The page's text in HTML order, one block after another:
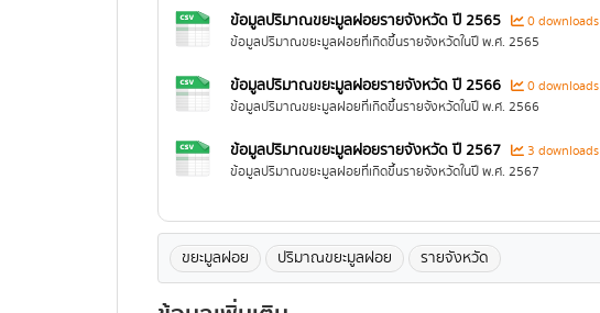
ข้อมูลปริมาณขยะมูลฝอยรายจังหวัด ปี 2565
0 downloads
ข้อมูลปริมาณขยะมูลฝอยที่เกิดขึ้นรายจังหวัดในปี พ.ศ. 2565
ข้อมูลปริมาณขยะมูลฝอยรายจังหวัด ปี 2566
0 downloads
ข้อมูลปริมาณขยะมูลฝอยที่เกิดขึ้นรายจังหวัดในปี พ.ศ. 2566
ข้อมูลปริมาณขยะมูลฝอยรายจังหวัด ปี 2567
3 downloads
ข้อมูลปริมาณขยะมูลฝอยที่เกิดขึ้นรายจังหวัดในปี พ.ศ. 2567
ขยะมูลฝอย ปริมาณขยะมูลฝอย รายจังหวัด